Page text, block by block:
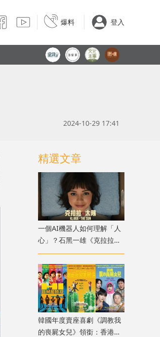
爆料 登入
2024-10-29 17:41
精選文章
一個AI機器人如何理解「人
心」？石黑一雄《克拉拉與
太陽》改編電影十月上映
韓國年度賣座喜劇《調教我
的喪屍女兒》領銜：香港韓